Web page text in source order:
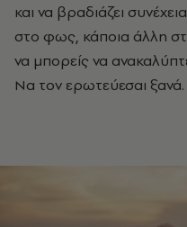
και να βραδιάζει
στο φως, κάποια άλλη
να μπορείς να
Να τον ερωτεύεσαι ξανά.